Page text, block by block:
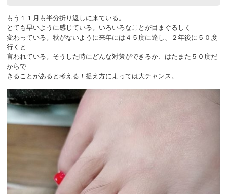
もう１１月も半分折り返しに来ている。
とても早いように感じている。いろいろなことが目まぐるしく
変わっている。秋がないように来年には４５度に達し、２年後に５０度
行くと
言われている。そうした時にどんな対策ができるか、はたまた５０度だ
からで
きることがあると考える！捉え方によっては大チャンス。